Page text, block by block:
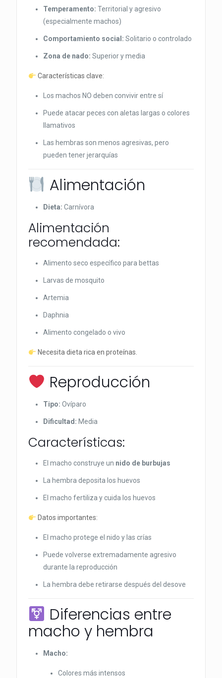
Temperamento: Territorial y agresivo
(especialmente machos)
Comportamiento social: Solitario o controlado
Zona de nado: Superior y media
Características clave:
Los machos NO deben convivir entre sí
Puede atacar peces con aletas largas o colores
llamativos
Las hembras son menos agresivas, pero
pueden tener jerarquías
Alimentación
Dieta: Carnívora
Alimentación
recomendada:
Alimento seco específico para bettas
Larvas de mosquito
Artemia
Daphnia
Alimento congelado o vivo
Necesita dieta rica en proteínas.
Reproducción
Tipo: Ovíparo
Dificultad: Media
Características:
El macho construye un nido de burbujas
La hembra deposita los huevos
El macho fertiliza y cuida los huevos
Datos importantes:
El macho protege el nido y las crías
Puede volverse extremadamente agresivo
durante la reproducción
La hembra debe retirarse después del desove
Diferencias entre
macho y hembra
Macho:
Colores más intensos